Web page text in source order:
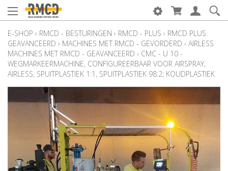
E-SHOP › RMCD - BESTURINGEN › RMCD - PLUS › RMCD PLUS
GEAVANCEERD › MACHINES MET RMCD - GEVORDERD › AIRLESS
MACHINES MET RMCD - GEAVANCEERD › CMC - U 10 -
WEGMARKEERMACHINE, CONFIGUREERBAAR VOOR AIRSPRAY,
AIRLESS, SPUITPLASTIEK 1:1, SPUITPLASTIEK 98:2; KOUDPLASTIEK